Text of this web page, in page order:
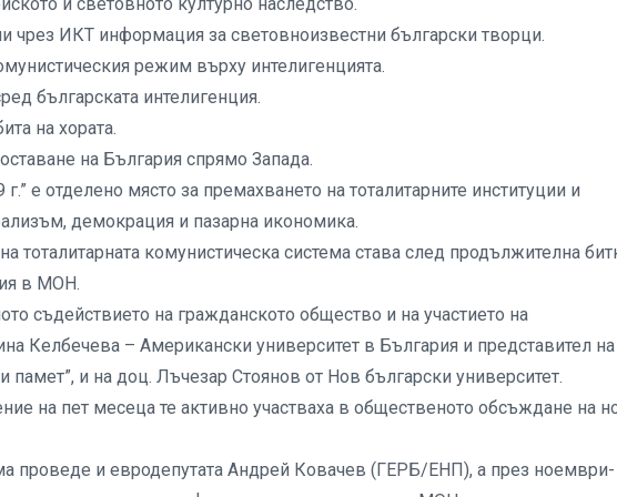
чрез ИКТ информация за световноизвестни български творци.
режим върху интелигенцията.
българската интелигенция.
на хората.
на България спрямо Запада.
е отделено място за премахването на тоталитарните институции и
демокрация и пазарна икономика.
тоталитарната комунистическа система става след продължителна
в МОН.
съдействието на гражданското общество и на участието на
Келбечева – Американски университет в България и представител на
памет”, и на доц. Лъчезар Стоянов от Нов български университет.
на пет месеца те активно участваха в общественото обсъждане на
проведе и евродепутата Андрей Ковачев (ГЕРБ/ЕНП), а през ноември-